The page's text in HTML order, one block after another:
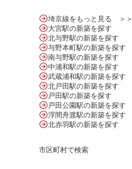
埼京線をもっと見る ＞＞
大宮駅の新築を探す
北与野駅の新築を探す
与野本町駅の新築を探す
南与野駅の新築を探す
中浦和駅の新築を探す
武蔵浦和駅の新築を探す
北戸田駅の新築を探す
戸田駅の新築を探す
戸田公園駅の新築を探す
浮間舟渡駅の新築を探す
北赤羽駅の新築を探す
市区町村で検索